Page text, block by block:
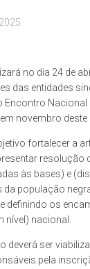
no dia 24 de
das entidades
Nacional
novembro deste
fortalecer a
resolução
às bases) e
da população
definindo os
nível) nacional.
deverá ser
pela